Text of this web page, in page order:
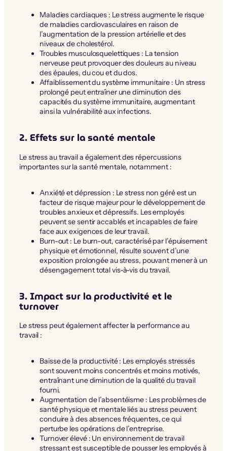
Maladies cardiaques : Le stress augmente le risque
de maladies cardiovasculaires en raison de
l’augmentation de la pression artérielle et des
niveaux de cholestérol.
Troubles musculosquelettiques : La tension
nerveuse peut provoquer des douleurs au niveau
des épaules, du cou et du dos.
Affaiblissement du système immunitaire : Un stress
prolongé peut entraîner une diminution des
capacités du système immunitaire, augmentant
ainsi la vulnérabilité aux infections.
2. Effets sur la santé mentale
Le stress au travail a également des répercussions
importantes sur la santé mentale, notamment :
Anxiété et dépression : Le stress non géré est un
facteur de risque majeur pour le développement de
troubles anxieux et dépressifs. Les employés
peuvent se sentir accablés et incapables de faire
face aux exigences de leur travail.
Burn-out : Le burn-out, caractérisé par l’épuisement
physique et émotionnel, résulte souvent d’une
exposition prolongée au stress, pouvant mener à un
désengagement total vis-à-vis du travail.
3. Impact sur la productivité et le
turnover
Le stress peut également affecter la performance au
travail :
Baisse de la productivité : Les employés stressés
sont souvent moins concentrés et moins motivés,
entraînant une diminution de la qualité du travail
fourni.
Augmentation de l’absentéisme : Les problèmes de
santé physique et mentale liés au stress peuvent
conduire à des absences fréquentes, ce qui
perturbe les opérations de l’entreprise.
Turnover élevé : Un environnement de travail
stressant est susceptible de pousser les employés à